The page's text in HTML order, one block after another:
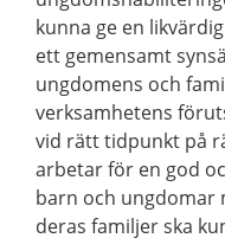
kunna ge en
ett gemensamt
ungdomens och
verksamhetens
vid rätt tidpunkt på
arbetar för en god
barn och ungdomar
deras familjer ska